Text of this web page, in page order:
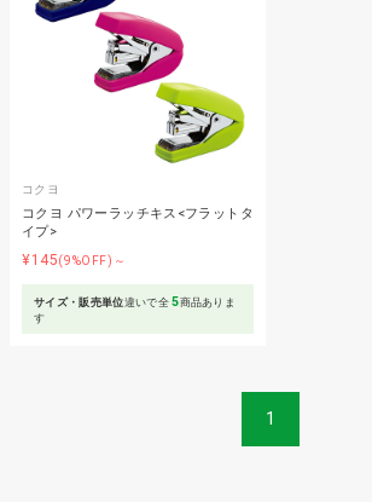
コクヨ
コクヨ パワーラッチキス<フラットタ
イプ>
¥145(9%OFF)～
サイズ・販売単位違いで全5商品ありま
す
1